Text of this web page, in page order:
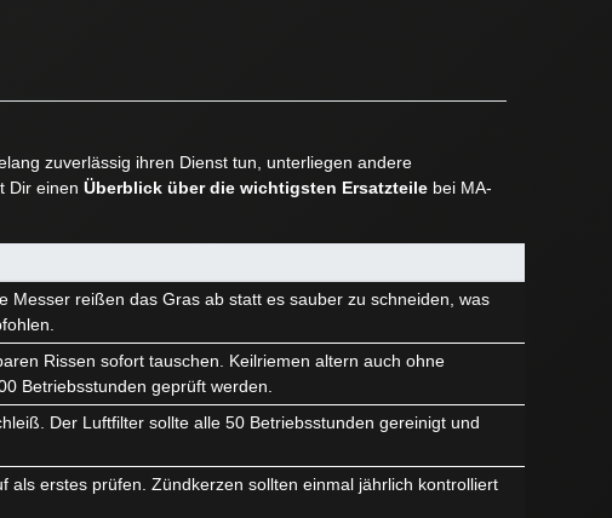
zuverlässig ihren Dienst tun, unterliegen andere
Dir einen Überblick über die wichtigsten Ersatzteile bei MA-
Messer reißen das Gras ab statt es sauber zu schneiden, was
Rissen sofort tauschen. Keilriemen altern auch ohne
Betriebsstunden geprüft werden.
Der Luftfilter sollte alle 50 Betriebsstunden gereinigt und
als erstes prüfen. Zündkerzen sollten einmal jährlich kontrolliert